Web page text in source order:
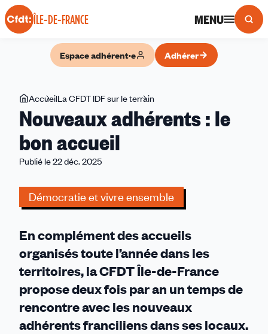
Panneau de gestion des cookies
ÎLE-DE-FRANCE MENU
Espace adhérent·e Adhérer
Vous
êtes
ici
AccueilLa CFDT IDF sur le terrain
adhérents
Nouveaux adhérents : le
bon accueil
Publié le 22 déc. 2025
Démocratie et vivre ensemble
En complément des accueils
organisés toute l’année dans les
territoires, la CFDT Île-de-France
propose deux fois par an un temps de
rencontre avec les nouveaux
adhérents franciliens dans ses locaux.